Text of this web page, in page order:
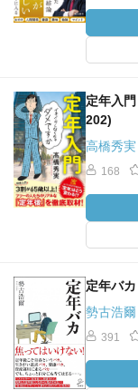
定年入
202)
高橋秀実
168
定年バ
勢古浩爾
391